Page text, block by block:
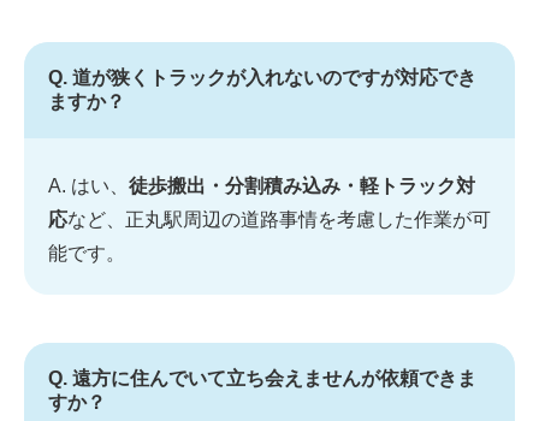
Q. 道が狭くトラックが入れないのですが対応でき
ますか？
A. はい、 徒歩搬出・分割積み込み・軽トラック対
応など、正丸駅周辺の道路事情を考慮した作業が可
能です。
Q. 遠方に住んでいて立ち会えませんが依頼できま
すか？